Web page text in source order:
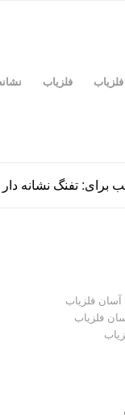
فلزیاب
برای: تفنگ نشانه
فلزیاب
فلزیاب